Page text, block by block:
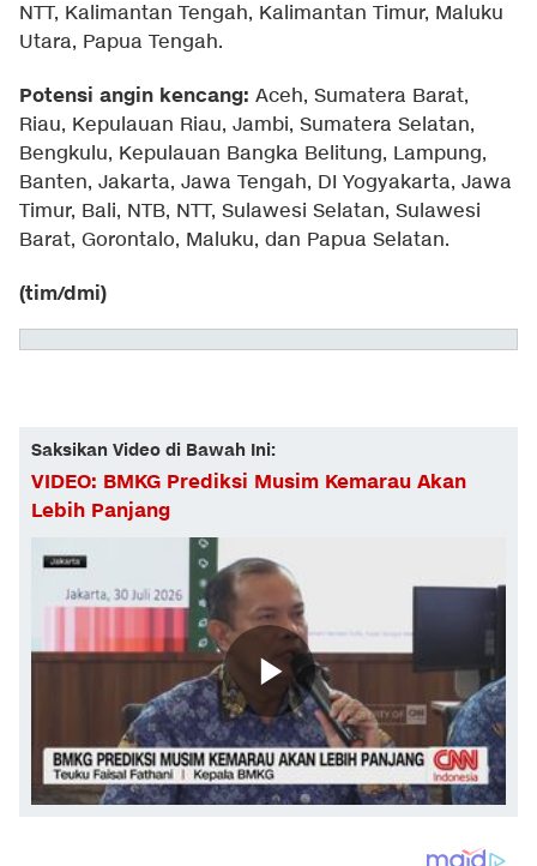
NTT, Kalimantan Tengah, Kalimantan Timur, Maluku
Utara, Papua Tengah.
Potensi angin kencang: Aceh, Sumatera Barat,
Riau, Kepulauan Riau, Jambi, Sumatera Selatan,
Bengkulu, Kepulauan Bangka Belitung, Lampung,
Banten, Jakarta, Jawa Tengah, DI Yogyakarta, Jawa
Timur, Bali, NTB, NTT, Sulawesi Selatan, Sulawesi
Barat, Gorontalo, Maluku, dan Papua Selatan.
(tim/dmi)
Saksikan Video di Bawah Ini:
VIDEO: BMKG Prediksi Musim Kemarau Akan
Lebih Panjang